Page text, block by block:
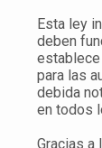
Esta ley
deben
establece
para las
debida
en todos
Gracias a